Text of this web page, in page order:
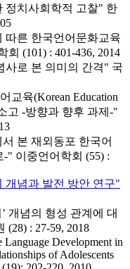
정치사회학적 고찰" 한
따른 한국언어문화교육
(101) : 401-436, 2014
사로 본 의미의 간격" 국
교육(Korean Education
고 -방향과 향후 과제-"
본 재외동포 한국어
" 이중언어학회 (55) :
개념과 발전 방안 연구"
개념의 형성 관계에 대
: 27-59, 2018
Development in
of Adolescents